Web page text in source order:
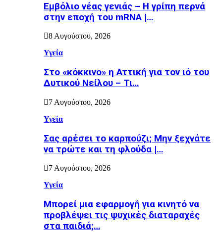
Εµβόλιο νέας γενιάς – Η γρίπη περνά
στην εποχή του mRNA |…
8 Αυγούστου, 2026
Υγεία
Στο «κόκκινο» η Αττική για τον ιό του
Δυτικού Νείλου – Τι…
7 Αυγούστου, 2026
Υγεία
Σας αρέσει το καρπούζι; Μην ξεχνάτε
να τρώτε και τη φλούδα |…
7 Αυγούστου, 2026
Υγεία
Μπορεί μια εφαρμογή για κινητό να
προβλέψει τις ψυχικές διαταραχές
στα παιδιά;…